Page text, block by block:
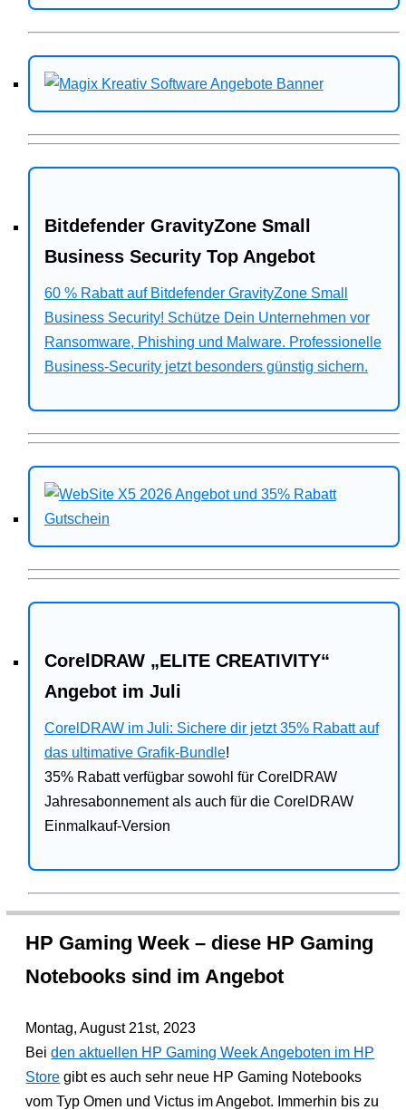
Bitdefender GravityZone Small
Business Security Top Angebot
60 % Rabatt auf Bitdefender GravityZone Small
Business Security! Schütze Dein Unternehmen vor
Ransomware, Phishing und Malware. Professionelle
Business-Security jetzt besonders günstig sichern.
CorelDRAW „ELITE CREATIVITY“
Angebot im Juli
CorelDRAW im Juli: Sichere dir jetzt 35% Rabatt auf
das ultimative Grafik-Bundle!
35% Rabatt verfügbar sowohl für CorelDRAW
Jahresabonnement als auch für die CorelDRAW
Einmalkauf-Version
HP Gaming Week – diese HP Gaming
Notebooks sind im Angebot
Montag, August 21st, 2023
Beiden aktuellen HP Gaming Week Angeboten im HP
Store gibt es auch sehr neue HP Gaming Notebooks
vom Typ Omen und Victus im Angebot. Immerhin bis zu